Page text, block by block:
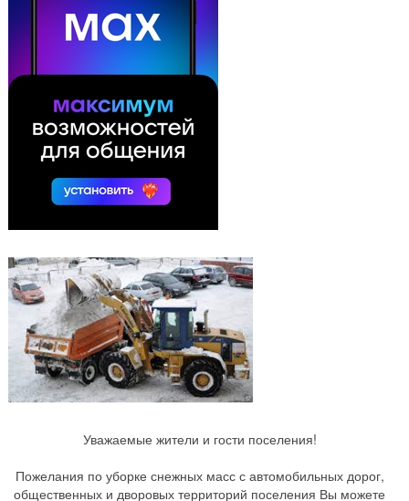
Уважаемые жители и гости поселения!
Пожелания по уборке снежных масс с автомобильных дорог,
общественных и дворовых территорий поселения Вы можете